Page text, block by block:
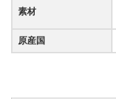
素材
原産国